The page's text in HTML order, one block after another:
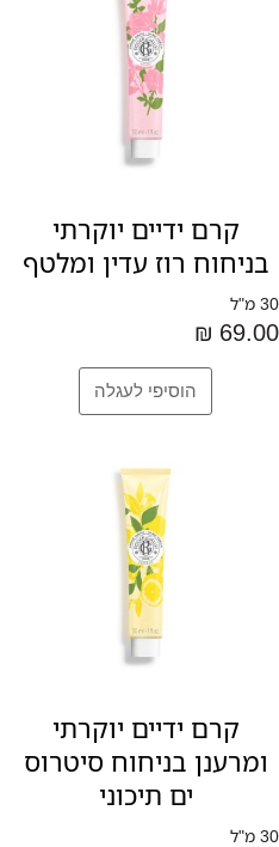
קרם ידיים יוקרתי
בניחוח רוז עדין ומלטף
30 מ"ל
69.00 ₪
קרם ידיים יוקרתי
ומרענן בניחוח סיטרוס
ים תיכוני
30 מ"ל